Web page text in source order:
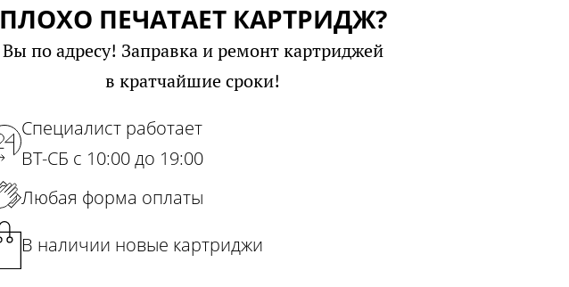
ПЛОХО ПЕЧАТАЕТ КАРТРИДЖ?
Вы по адресу! Заправка и ремонт картриджей
в кратчайшие сроки!
Специалист работает
ВТ-СБ с 10:00 до 19:00
Любая форма оплаты
В наличии новые картриджи